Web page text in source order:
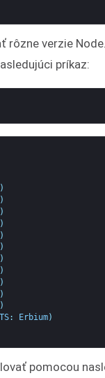
rôzne verzie
príkaz:
: Erbium)
pomocou